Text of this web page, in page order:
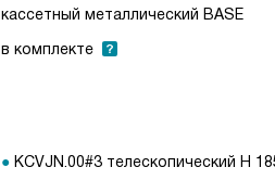
кассетный металлический BASE
в комплекте
KCVJN.00#3 телескопический H